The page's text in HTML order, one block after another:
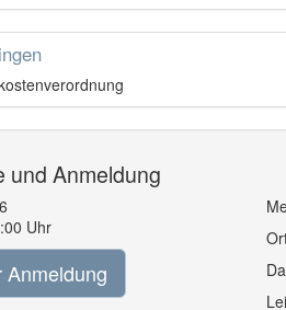
und Anmeldung
Uhr
Anmeldung